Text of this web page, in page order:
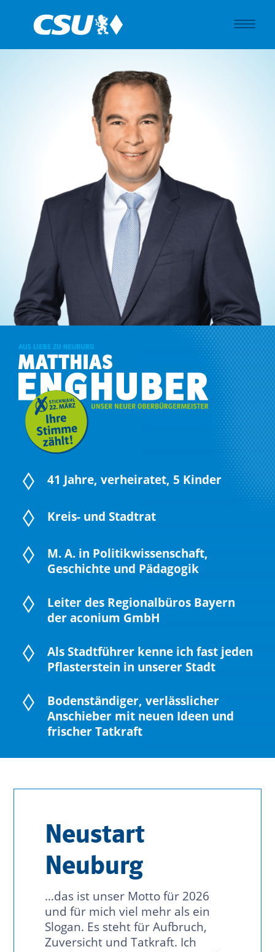
41 Jahre, verheiratet, 5 Kinder
Kreis- und Stadtrat
M. A. in Politikwissenschaft,
Geschichte und Pädagogik
Leiter des Regionalbüros Bayern
der aconium GmbH
Als Stadtführer kenne ich fast jeden
Pflasterstein in unserer Stadt
Bodenständiger, verlässlicher
Anschieber mit neuen Ideen und
frischer Tatkraft
Neustart
Neuburg
…das ist unser Motto für 2026
und für mich viel mehr als ein
Slogan. Es steht für Aufbruch,
Zuversicht und Tatkraft. Ich